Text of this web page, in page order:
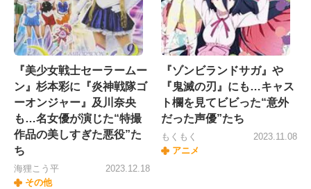
『美少女戦士セーラームー
ン』杉本彩に『炎神戦隊ゴ
ーオンジャー』及川奈央
も…名女優が演じた“特撮
作品の美しすぎた悪役”た
ち
海狸こう平
その他
2023.12.18
『ゾンビランドサガ』や
『鬼滅の刃』にも…キャス
ト欄を見てビビった“意外
だった声優”たち
もくもく
アニメ
2023.11.08